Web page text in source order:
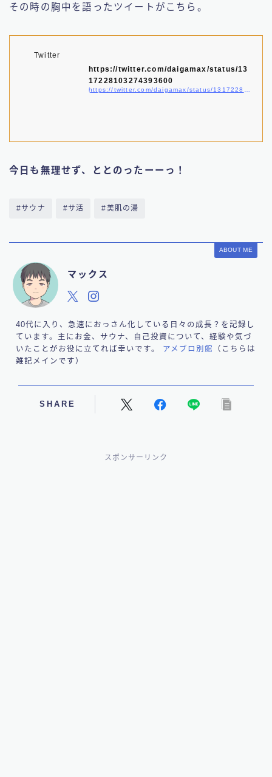
その時の胸中を語ったツイートがこちら。
Twitter
https://twitter.com/daigamax/status/13
17228103274393600
今日も無理せず、ととのったーーっ！
#サウナ #サ活 #美肌の湯
ABOUT ME
マックス
40代に入り、急速におっさん化している日々の成長？を記録し
ています。主にお金、サウナ、自己投資について、経験や気づ
いたことがお役に立てれば幸いです。
アメブロ別館
（こちらは
雑記メインです）
SHARE
スポンサーリンク